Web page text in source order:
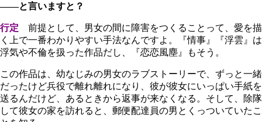
――と言いますと？
行定 前提として、男女の間に障害をつくることって、愛を描
く上で一番わかりやすい手法なんですよ。『情事』『浮雲』は
浮気や不倫を扱った作品だし、『恋恋風塵』もそう。
この作品は、幼なじみの男女のラブストーリーで、ずっと一緒
だったけど兵役で離れ離れになり、彼が彼女にいっぱい手紙を
送るんだけど、あるときから返事が来なくなる。そして、除隊
して彼女の家を訪れると、郵便配達員の男とくっついていたこ